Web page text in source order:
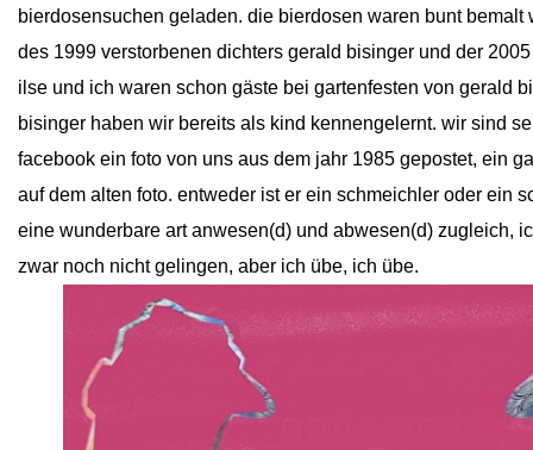
bierdosensuchen geladen. die bierdosen waren bunt
des 1999 verstorbenen dichters gerald bisinger und der
ilse und ich waren schon gäste bei gartenfesten von gerald
bisinger haben wir bereits als kind kennengelernt. wir sind
facebook ein foto von uns aus dem jahr 1985 gepostet, ein
auf dem alten foto. entweder ist er ein schmeichler oder ein
eine wunderbare art anwesen(d) und abwesen(d) zugleich,
zwar noch nicht gelingen, aber ich übe, ich übe.